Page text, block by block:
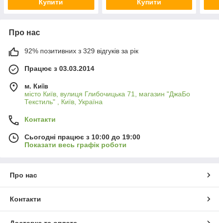
Купити Купити
Про нас
92% позитивних з 329 відгуків за рік
Працює з 03.03.2014
м. Київ
місто Київ, вулиця Глибочицька 71, магазин "ДжаБо
Текстиль" , Київ, Україна
Контакти
Сьогодні працює з 10:00 до 19:00
Показати весь графік роботи
Про нас
Контакти